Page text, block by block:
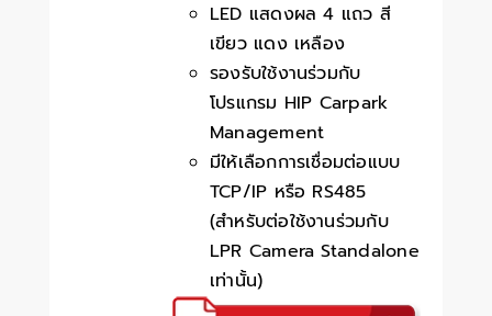
LED แสดงผล 4 แถว สี
เขียว แดง เหลือง
รองรับใช้งานร่วมกับ
โปรแกรม HIP Carpark
Management
มีให้เลือกการเชื่อมต่อแบบ
TCP/IP หรือ RS485
(สำหรับต่อใช้งานร่วมกับ
LPR Camera Standalone
เท่านั้น)